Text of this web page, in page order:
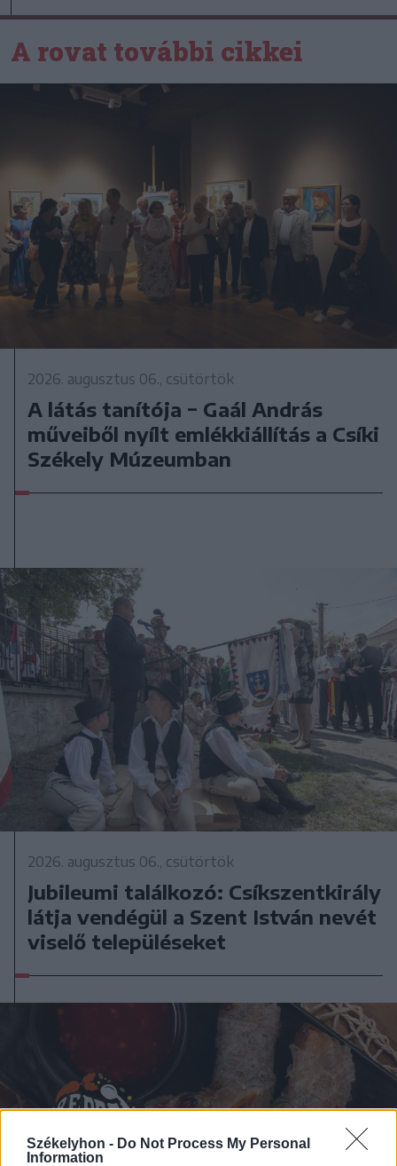
Székelyhon - Do Not Process My Personal
Information
A rovat további cikkei
2026. augusztus 06., csütörtök
A látás tanítója − Gaál András
műveiből nyílt emlékkiállítás a Csíki
Székely Múzeumban
2026. augusztus 06., csütörtök
Jubileumi találkozó: Csíkszentkirály
látja vendégül a Szent István nevét
viselő településeket